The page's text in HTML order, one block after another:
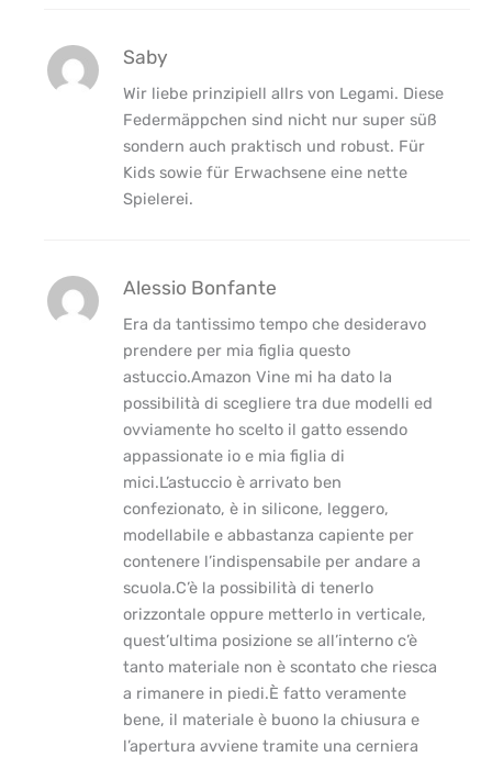
Saby
Wir liebe prinzipiell allrs von Legami. Diese
Federmäppchen sind nicht nur super süß
sondern auch praktisch und robust. Für
Kids sowie für Erwachsene eine nette
Spielerei.
Alessio Bonfante
Era da tantissimo tempo che desideravo
prendere per mia figlia questo
astuccio.Amazon Vine mi ha dato la
possibilità di scegliere tra due modelli ed
ovviamente ho scelto il gatto essendo
appassionate io e mia figlia di
mici.L’astuccio è arrivato ben
confezionato, è in silicone, leggero,
modellabile e abbastanza capiente per
contenere l’indispensabile per andare a
scuola.C’è la possibilità di tenerlo
orizzontale oppure metterlo in verticale,
quest’ultima posizione se all’interno c’è
tanto materiale non è scontato che riesca
a rimanere in piedi.È fatto veramente
bene, il materiale è buono la chiusura e
l’apertura avviene tramite una cerniera